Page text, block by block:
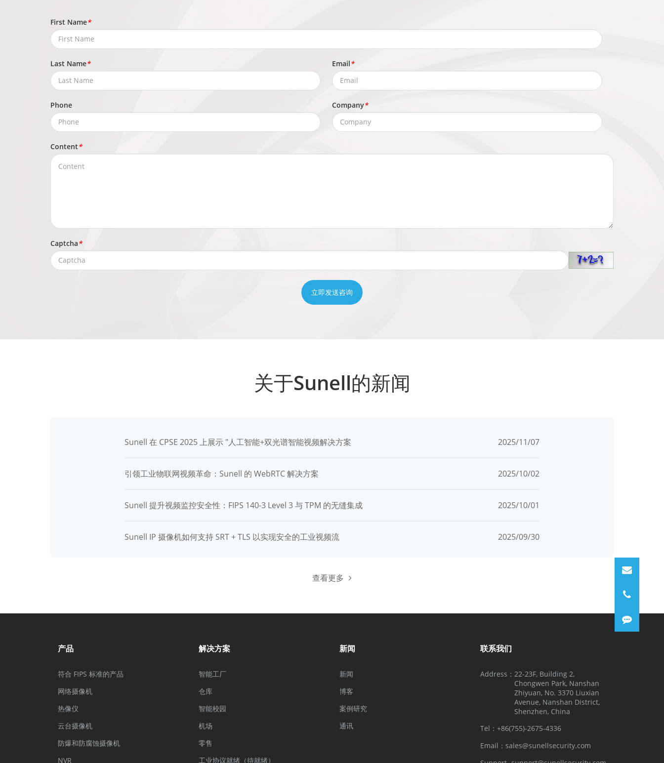
First Name*
Last Name* Email*
Phone Company*
Content*
Captcha*
立即发送咨询
关于Sunell的新闻
Sunell 在 CPSE 2025 上展示 "人工智能+双光谱智能视频解决方案 2025/11/07
引领工业物联网视频革命：Sunell 的 WebRTC 解决方案 2025/10/02
Sunell 提升视频监控安全性：FIPS 140-3 Level 3 与 TPM 的无缝集成 2025/10/01
Sunell IP 摄像机如何支持 SRT + TLS 以实现安全的工业视频流 2025/09/30
查看更多
产品
符合 FIPS 标准的产品
网络摄像机
热像仪
云台摄像机
防爆和防腐蚀摄像机
NVR
解决方案
智能工厂
仓库
智能校园
机场
零售
工业协议就绪（待就绪）
新闻
新闻
博客
案例研究
通讯
联系我们
Address： 22-23F, Building 2,
Chongwen Park, Nanshan
Zhiyuan, No. 3370 Liuxian
Avenue, Nanshan District,
Shenzhen, China
Tel： +86(755)-2675-4336
Email： sales@sunellsecurity.com